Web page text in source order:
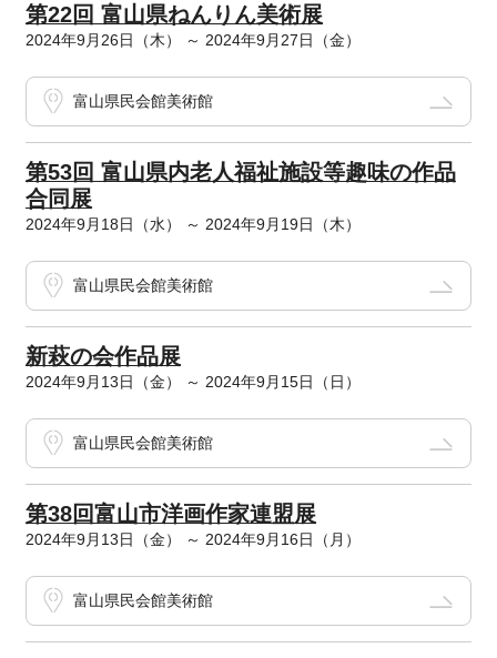
第22回 富山県ねんりん美術展
2024年9月26日（木） ～ 2024年9月27日（金）
富山県民会館美術館
第53回 富山県内老人福祉施設等趣味の作品
合同展
2024年9月18日（水） ～ 2024年9月19日（木）
富山県民会館美術館
新萩の会作品展
2024年9月13日（金） ～ 2024年9月15日（日）
富山県民会館美術館
第38回富山市洋画作家連盟展
2024年9月13日（金） ～ 2024年9月16日（月）
富山県民会館美術館